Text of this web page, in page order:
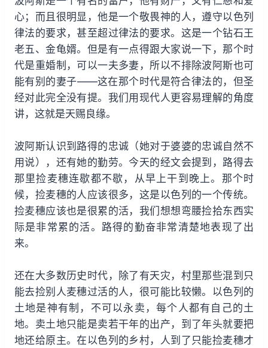
心；而且很明显，他是一个敬畏神的人，遵守以色列
律法的要求，甚至超过律法的要求。这是一个钻石王
老五、金龟婿。但是有一点得跟大家说一下，那个时
代是重婚制，可以一夫多妻，所以不排除波阿斯也可
能有别的妻子——这在那个时代是符合律法的，但圣
经对此完全没有提。我们用现代人更容易理解的角度
讲，这就是天赐良缘。
波阿斯认识到路得的忠诚（她对于婆婆的忠诚自然不
用说），还有她的勤劳。今天的经文会提到，路得去
那里捡麦穗连歇都不歇，从早上干到晚上。那个时
候，捡麦穗的人应该很多，这是以色列的一个传统。
捡麦穗应该也是很累的活，我们想想弯腰捡拾东西实
际是非常累的活。路得的勤奋非常清楚地表现了出
来。
还在大多数历史时代，除了有天灾，村里那些混到只
能去捡别人麦穗过活的人，很可能比较懒。以色列的
土地是神有制，不可以永卖，每个人都有自己的土
地。卖土地只能是卖若干年的出产，到了年头就要把
地还给原主。在以色列的乡村，人到了只能捡麦穗才